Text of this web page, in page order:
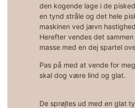
den kogende lage i de
en tynd stråle og det hele
maskinen ved jævn
Herefter vendes det
masse med en dej spartel
Pas på med at vende for
skal dog være lind og glat.
De sprøjtes ud med en glat